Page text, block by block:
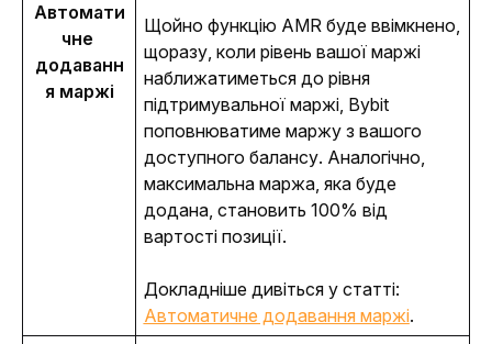
Автомати
чне
додаванн
я маржі
Щойно функцію AMR буде ввімкнено,
щоразу, коли рівень вашої маржі
наближатиметься до рівня
підтримувальної маржі, Bybit
поповнюватиме маржу з вашого
доступного балансу. Аналогічно,
максимальна маржа, яка буде
додана, становить 100% від
вартості позиції.
Автоматичне додавання маржі.